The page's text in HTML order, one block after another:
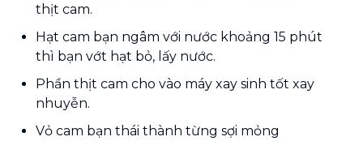
thịt cam.
Hạt cam bạn ngâm với nước khoảng 15 phút
thì bạn vớt hạt bỏ, lấy nước.
Phần thịt cam cho vào máy xay sinh tốt xay
nhuyễn.
Vỏ cam bạn thái thành từng sợi mỏng